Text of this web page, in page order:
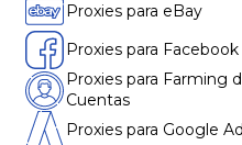
Proxies para eBay
Proxies para Facebook
Proxies para Farming
Cuentas
Proxies para Google